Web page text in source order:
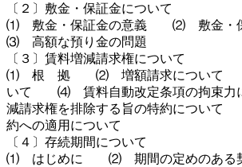
〔２〕敷金・保証金について
⑴ 敷金・保証金の意義 ⑵ 敷金・
⑶ 高額な預り金の問題
〔３〕賃料増減請求権について
⑴ 根 拠 ⑵ 増額請求について
いて ⑷ 賃料自動改定条項の拘束
減請求権を排除する旨の特約につい
約への適用について
〔４〕存続期間について
⑴ はじめに ⑵ 期間の定めのあ